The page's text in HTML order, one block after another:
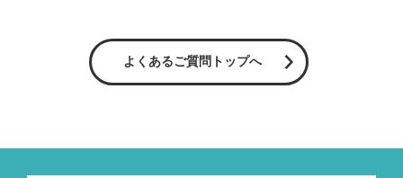
よくあるご質問トップへ